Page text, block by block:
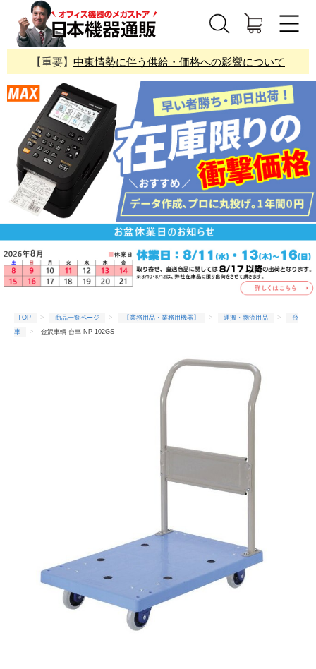
【重要】 中東情勢に伴う供給・価格への影響について
TOP 商品一覧ページ 【業務用品・業務用機器】 運搬・物流用品
台
車
金沢車輌 台車 NP-102GS